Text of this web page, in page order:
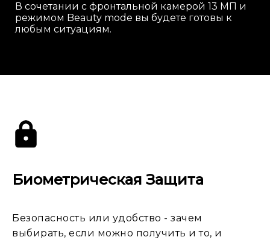
В сочетании с фронтальной камерой 13 МП и
режимом Beauty mode вы будете готовы к
любым ситуациям.
Биометрическая Защита
Безопасность или удобство - зачем
выбирать, если можно получить и то, и